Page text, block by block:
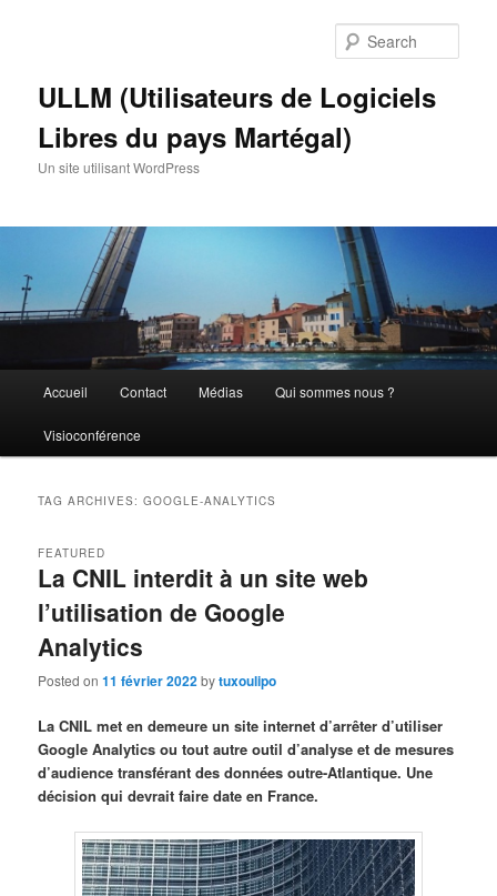
ULLM (Utilisateurs de Logiciels
Libres du pays Martégal)
Un site utilisant WordPress
Accueil Contact Médias Qui sommes nous ?
Visioconférence
TAG ARCHIVES:GOOGLE-ANALYTICS
La CNIL interdit à un site web
l’utilisation de Google
Analytics
FEATURED
Posted on11 février 2022bytuxoulipo
La CNIL met en demeure un site internet d’arrêter d’utiliser
Google Analytics ou tout autre outil d’analyse et de mesures
d’audience transférant des données outre-Atlantique. Une
décision qui devrait faire date en France.